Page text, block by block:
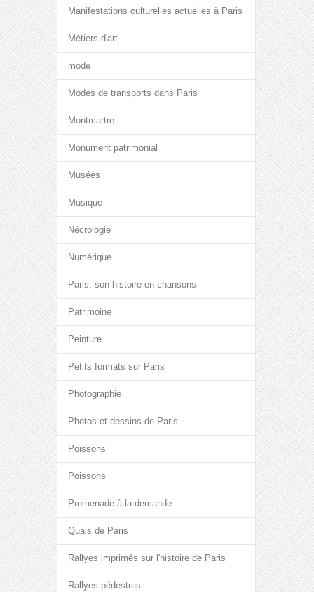
Manifestations culturelles actuelles à Paris
Métiers d'art
mode
Modes de transports dans Paris
Montmartre
Monument patrimonial
Musées
Musique
Nécrologie
Numérique
Paris, son histoire en chansons
Patrimoine
Peinture
Petits formats sur Paris
Photographie
Photos et dessins de Paris
Poissons
Poissons
Promenade à la demande
Quais de Paris
Rallyes imprimés sur l'histoire de Paris
Rallyes pédestres